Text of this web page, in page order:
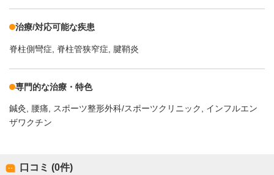
治療/対応可能な疾患
脊柱側彎症 脊柱管狭窄症 腱鞘炎
専門的な治療・特色
鍼灸 腰痛 スポーツ整形外科/スポーツクリニック
インフルエン
ザワクチン
口コミ (0件)